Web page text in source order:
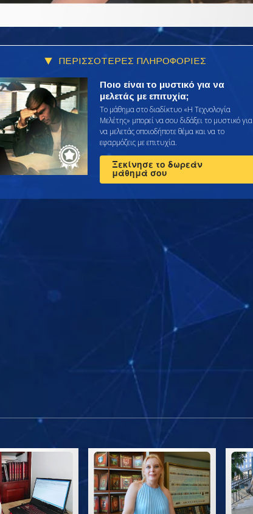
ΠΕΡΙΣΣΟΤΕΡΕΣ ΠΛΗΡΟΦΟΡΙΕΣ
Ποιο είναι το μυστικό για να
μελετάς με επιτυχία;
Το μάθημα στο διαδίκτυο «Η Τεχνολογία
Μελέτης» μπορεί να σου διδάξει το μυστικό για
να μελετάς οποιοδήποτε θέμα και να το
εφαρμόζεις με επιτυχία.
Ξεκίνησε το δωρεάν
μάθημά σου